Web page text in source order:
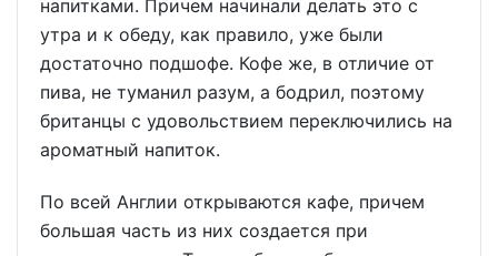
напитками. Причем начинали делать это с
утра и к обеду, как правило, уже были
достаточно подшофе. Кофе же, в отличие от
пива, не туманил разум, а бодрил, поэтому
британцы с удовольствием переключились на
ароматный напиток.
По всей Англии открываются кафе, причем
большая часть из них создается при